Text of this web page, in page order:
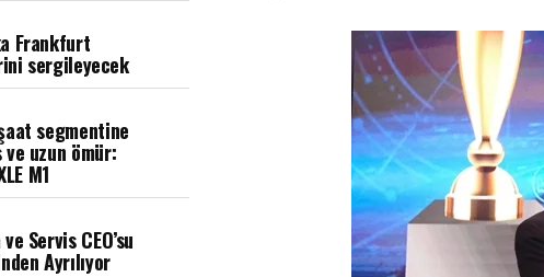
Frankfurt
sergileyecek
segmentine
uzun ömür:
M1
Servis CEO’su
Ayrılıyor